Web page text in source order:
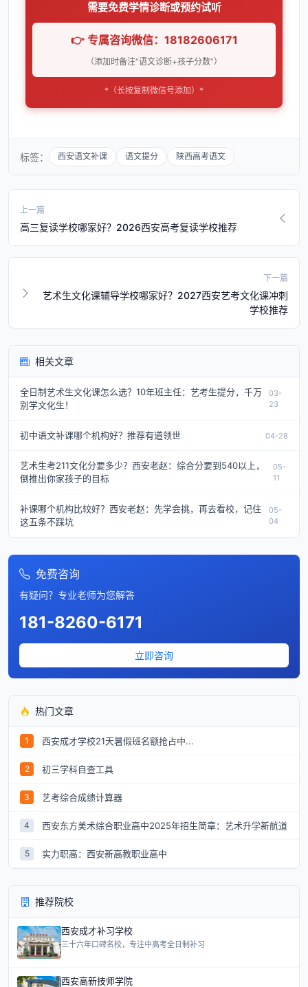
需要免费学情诊断或预约试听
👉 专属咨询微信：18182606171
（添加时备注“语文诊断+孩子分数”）
*（长按复制微信号添加）*
标签： 西安语文补课 语文提分 陕西高考语文
上一篇
高三复读学校哪家好？2026西安高考复读学校推荐
下一篇
艺术生文化课辅导学校哪家好？2027西安艺考文化课冲刺
学校推荐
相关文章
全日制艺术生文化课怎么选？10年班主任：艺考生提分，千万
别学文化生！
03-
23
初中语文补课哪个机构好？推荐有道领世 04-28
艺术生考211文化分要多少？西安老赵：综合分要到540以上，
倒推出你家孩子的目标
05-
11
补课哪个机构比较好？西安老赵：先学会挑，再去看校，记住
这五条不踩坑
05-
04
免费咨询
有疑问？专业老师为您解答
181-8260-6171
立即咨询
热门文章
1 西安成才学校21天暑假班名额抢占中...
2 初三学科自查工具
3 艺考综合成绩计算器
4 西安东方美术综合职业高中2025年招生简章：艺术升学新航道
5 实力职高：西安新高教职业高中
推荐院校
西安成才补习学校
三十六年口碑名校，专注中高考全日制补习
西安高新技师学院